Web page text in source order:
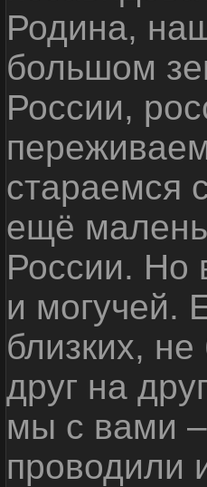
Родина,
большом
России,
стараемся
ещё
России. Но
и могучей.
близких,
друг на
мы с вами
проводили